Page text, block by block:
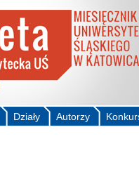
Autorzy
Działy